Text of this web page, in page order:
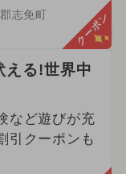
志免町 クーポン
える!世界中
など遊びが充
引クーポンも